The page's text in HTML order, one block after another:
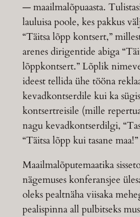
— maailmalõpuaasta.
lauluisa poole, kes pakkus
“Täitsa lõpp kontsert,”
arenes dirigentide abiga
lõppkontsert.” Lõplik
ideest tellida ühe tööna
kevadkontserdile kui ka
kontsertreisile (mille
nagu kevadkontserdilgi,
“Täitsa lõpp kui tasane maa!”
Maailmalõputemaatika
nägemuses konferansjee
oleks pealtnäha viisaka
pealispinna all pulbitseks